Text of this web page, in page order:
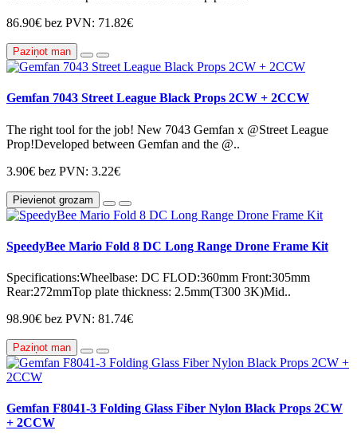
86.90€ bez PVN: 71.82€
Paziņot man
Gemfan 7043 Street League Black Props 2CW + 2CCW
The right tool for the job! New 7043 Gemfan x @Street League
Prop!Developed between Gemfan and the @..
3.90€ bez PVN: 3.22€
Pievienot grozam
SpeedyBee Mario Fold 8 DC Long Range Drone Frame Kit
Specifications:Wheelbase: DC FLOD:360mm Front:305mm
Rear:272mmTop plate thickness: 2.5mm(T300 3K)Mid..
98.90€ bez PVN: 81.74€
Paziņot man
Gemfan F8041-3 Folding Glass Fiber Nylon Black Props 2CW
+ 2CCW